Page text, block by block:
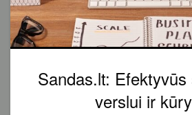
Sandas.lt:
verslui ir